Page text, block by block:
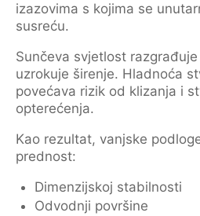
izazovima s kojima se
susreću.
Sunčeva svjetlost
uzrokuje širenje. Hladnoća
povećava rizik od klizanja i
opterećenja.
Kao rezultat, vanjske
prednost:
Dimenzijskoj stabilnosti
Odvodnji površine